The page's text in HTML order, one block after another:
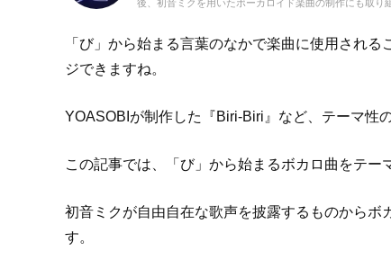
後、初音ミクを用いたボーカロイド楽曲の制作にも取
かした執筆をおこなう。
「び」から始まる言葉のなかで楽曲に使用され
ジできますね。
YOASOBIが制作した『Biri-Biri』など、テーマ性
この記事では、「び」から始まるボカロ曲をテー
初音ミクが自由自在な歌声を披露するものからボ
す。